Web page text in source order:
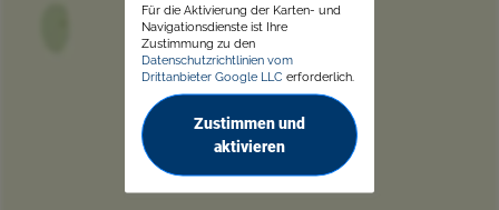
Für die Aktivierung der Karten- und
Navigationsdienste ist Ihre
Zustimmung zu den
Datenschutzrichtlinien vom
Drittanbieter Google LLC erforderlich.
Zustimmen und
aktivieren